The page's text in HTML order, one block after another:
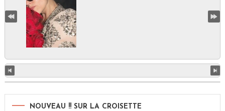
NOUVEAU !! SUR LA CROISETTE